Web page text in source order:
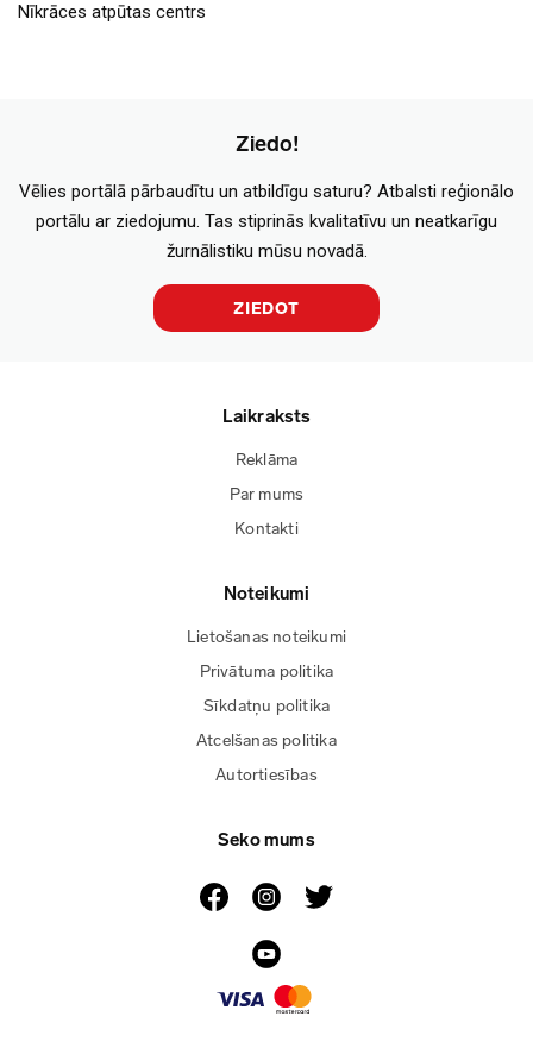
Nīkrāces atpūtas centrs
Ziedo!
Vēlies portālā pārbaudītu un atbildīgu saturu? Atbalsti reģionālo
portālu ar ziedojumu. Tas stiprinās kvalitatīvu un neatkarīgu
žurnālistiku mūsu novadā.
ZIEDOT
Laikraksts
Reklāma
Par mums
Kontakti
Noteikumi
Lietošanas noteikumi
Privātuma politika
Sīkdatņu politika
Atcelšanas politika
Autortiesības
Seko mums